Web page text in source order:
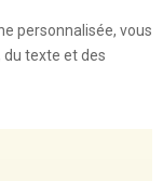
personnalisée, vous
texte et des